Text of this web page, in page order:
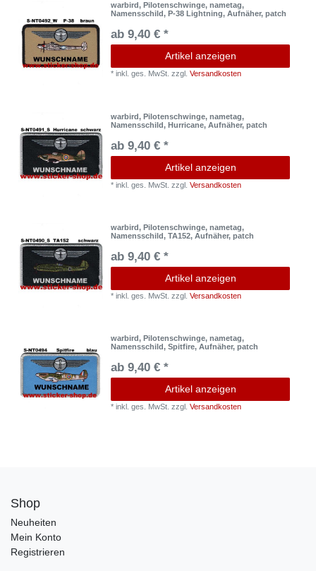
warbird, Pilotenschwinge, nametag,
Namensschild, P-38 Lightning, Aufnäher, patch
ab 9,40 € *
Artikel anzeigen
*inkl. ges. MwSt. zzgl.Versandkosten
warbird, Pilotenschwinge, nametag,
Namensschild, Hurricane, Aufnäher, patch
ab 9,40 € *
Artikel anzeigen
*inkl. ges. MwSt. zzgl.Versandkosten
warbird, Pilotenschwinge, nametag,
Namensschild, TA152, Aufnäher, patch
ab 9,40 € *
Artikel anzeigen
*inkl. ges. MwSt. zzgl.Versandkosten
warbird, Pilotenschwinge, nametag,
Namensschild, Spitfire, Aufnäher, patch
ab 9,40 € *
Artikel anzeigen
*inkl. ges. MwSt. zzgl.Versandkosten
Shop
Neuheiten
Mein Konto
Registrieren